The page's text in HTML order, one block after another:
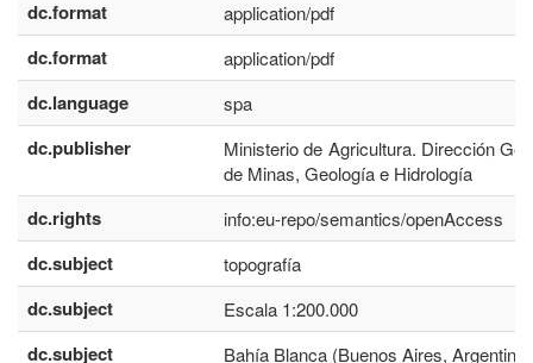
dc.format application/pdf
dc.format application/pdf
dc.language spa
dc.publisher
Ministerio de Agricultura. Dirección
de Minas, Geología e Hidrología
dc.rights info:eu-repo/semantics/openAccess
dc.subject topografía
dc.subject Escala 1:200.000
dc.subject Bahía Blanca (Buenos Aires, Argentina)